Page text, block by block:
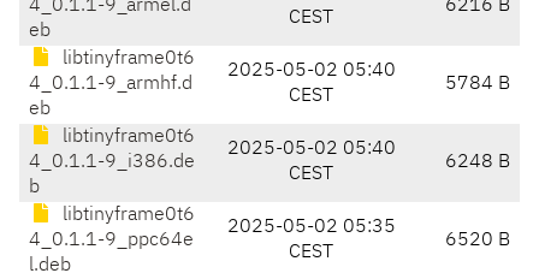
4_0.1.1-9_armel.d
eb
CEST
6216 B
libtinyframe0t6
4_0.1.1-9_armhf.d
eb
2025-05-02 05:40
CEST
5784 B
libtinyframe0t6
4_0.1.1-9_i386.de
b
2025-05-02 05:40
CEST
6248 B
libtinyframe0t6
4_0.1.1-9_ppc64e
l.deb
2025-05-02 05:35
CEST
6520 B